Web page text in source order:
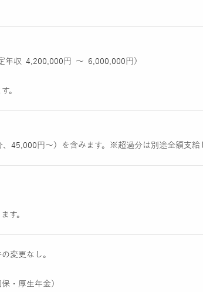
収 4,200,000円 ～ 6,000,000円）
。
45,000円～）を含みます。※超過分は別途全額支給
す。
変更なし。
・厚生年金）